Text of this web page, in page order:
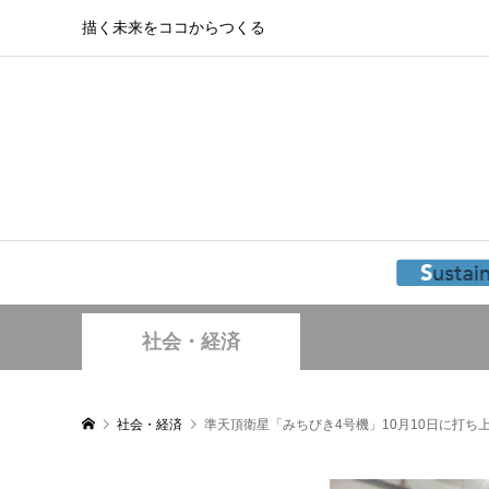
描く未来をココからつくる
社会・経済
社会・経済 準天頂衛星「みちびき4号機」10月10日に打ち